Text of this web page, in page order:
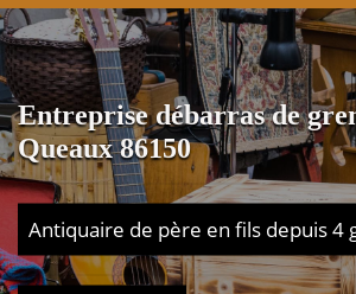
Entreprise débarras de
Queaux 86150
Antiquaire de père en fils depuis 4